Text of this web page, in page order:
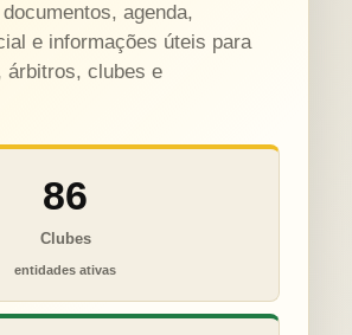
agenda,
e informações úteis para
árbitros, clubes e
86
Clubes
entidades ativas